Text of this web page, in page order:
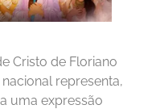
Cristo de Floriano
representa,
uma expressão